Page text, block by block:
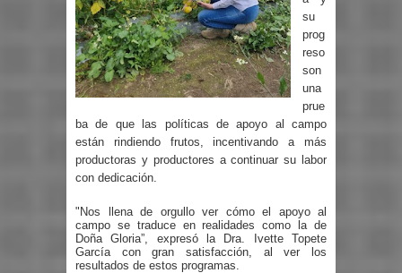
su
prog
reso
son
una
prue
ba de que las políticas de apoyo al campo
están rindiendo frutos, incentivando a más
productoras y productores a continuar su labor
con dedicación.
"Nos llena de orgullo ver cómo el apoyo al
campo se traduce en realidades como la de
Doña Gloria”, expresó la Dra. Ivette Topete
García con gran satisfacción, al ver los
resultados de estos programas.